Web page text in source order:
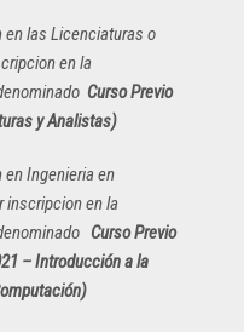
en las Licenciaturas o
en la
Curso Previo
y Analistas)
en Ingenieria en
inscripcion en la
Curso Previo
– Introducción a la